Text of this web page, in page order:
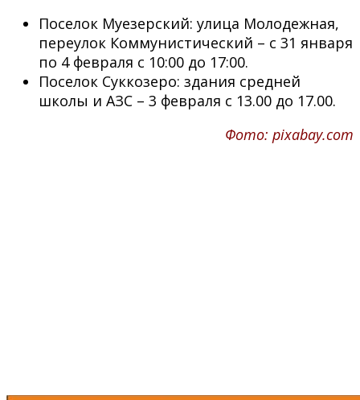
Поселок Муезерский: улица Молодежная,
переулок Коммунистический – с 31 января
по 4 февраля с 10:00 до 17:00.
Поселок Суккозеро: здания средней
школы и АЗС – 3 февраля с 13.00 до 17.00.
Фото: pixabay.com